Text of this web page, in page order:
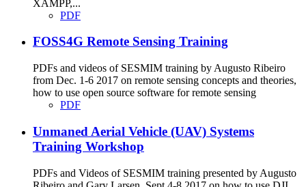
XAMPP,...
PDF
FOSS4G Remote Sensing Training
PDFs and videos of SESMIM training by Augusto Ribeiro
from Dec. 1-6 2017 on remote sensing concepts and theories,
how to use open source software for remote sensing
PDF
Unmaned Aerial Vehicle (UAV) Systems
Training Workshop
PDFs and Videos of SESMIM training presented by Augusto